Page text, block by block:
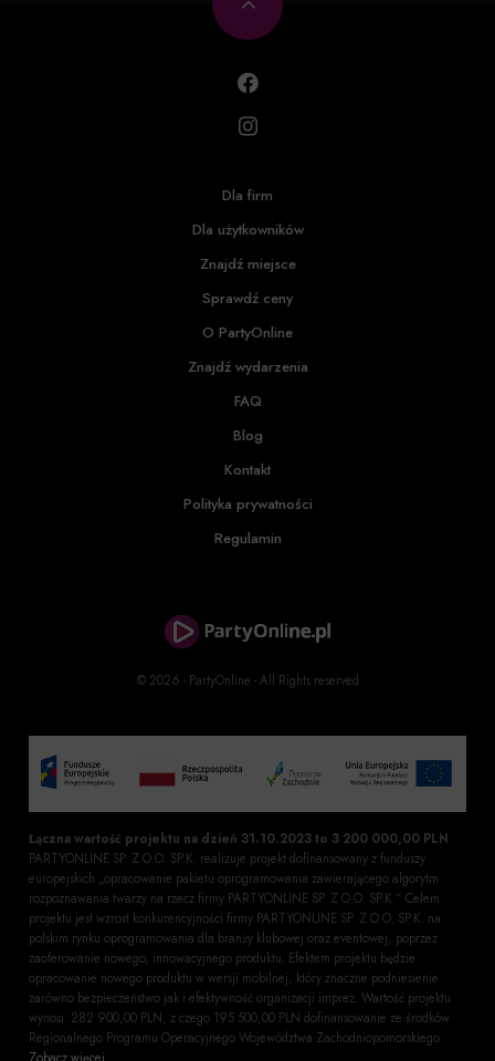
© 2026 - PartyOnline - All Rights reserved
Dla firm
Dla użytkowników
Znajdź miejsce
Sprawdź ceny
O PartyOnline
Znajdź wydarzenia
FAQ
Blog
Kontakt
Polityka prywatności
Regulamin
Łączna wartość projektu na dzień 31.10.2023 to 3 200 000,00 PLN
PARTYONLINE SP. Z O.O. SP.K. realizuje projekt dofinansowany z funduszy
europejskich „opracowanie pakietu oprogramowania zawierającego algorytm
rozpoznawania twarzy na rzecz firmy PARTYONLINE SP. Z O.O. SP.K.”. Celem
projektu jest wzrost konkurencyjności firmy PARTYONLINE SP. Z O.O. SP.K. na
polskim rynku oprogramowania dla branży klubowej oraz eventowej, poprzez
zaoferowanie nowego, innowacyjnego produktu. Efektem projektu będzie
opracowanie nowego produktu w wersji mobilnej, który znaczne podniesienie
zarówno bezpieczeństwo jak i efektywność organizacji imprez. Wartość projektu
wynosi: 282 900,00 PLN, z czego 195 500,00 PLN dofinansowanie ze środków
Regionalnego Programu Operacyjnego Województwa Zachodniopomorskiego.